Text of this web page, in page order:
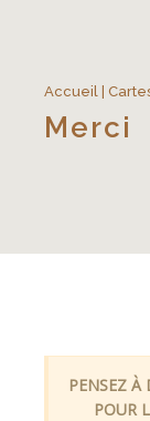
Accueil
Merci
PENSEZ
POUR